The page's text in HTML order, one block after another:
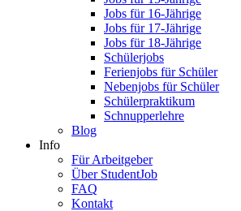
Jobs für 16-Jährige
Jobs für 17-Jährige
Jobs für 18-Jährige
Schülerjobs
Ferienjobs für Schüler
Nebenjobs für Schüler
Schülerpraktikum
Schnupperlehre
Blog
Info
Für Arbeitgeber
Über StudentJob
FAQ
Kontakt